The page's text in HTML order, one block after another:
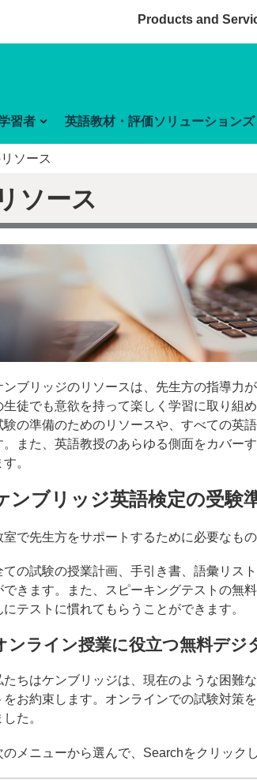
Products and
習者 英語教材・評価ソリューションズ
ソース
ソース
ンブリッジのリソースは、先生方の指導力
生徒でも意欲を持って楽しく学習に取り組
験の準備のためのリソースや、すべての英
。また、英語教授のあらゆる側面をカバー
。
ンブリッジ英語検定の受験
室で先生方をサポートするために必要なも
ての試験の授業計画、手引き書、語彙リス
できます。また、スピーキングテストの無
にテストに慣れてもらうことができます。
ンライン授業に役立つ無料デジ
たちはケンブリッジは、現在のような困難
をお約束します。オンラインでの試験対策
した。
のメニューから選んで、Searchをクリック